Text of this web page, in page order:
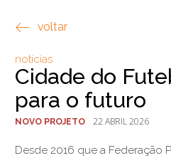
voltar
notícias
Cidade do
para o futuro
NOVO PROJETO 22 ABRIL 2026
Desde 2016 que a Federação